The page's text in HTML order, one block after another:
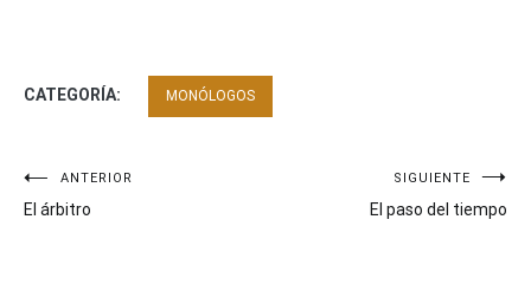
CATEGORÍA: MONÓLOGOS
Navegación
de
ANTERIOR
El árbitro
SIGUIENTE
El paso del tiempo